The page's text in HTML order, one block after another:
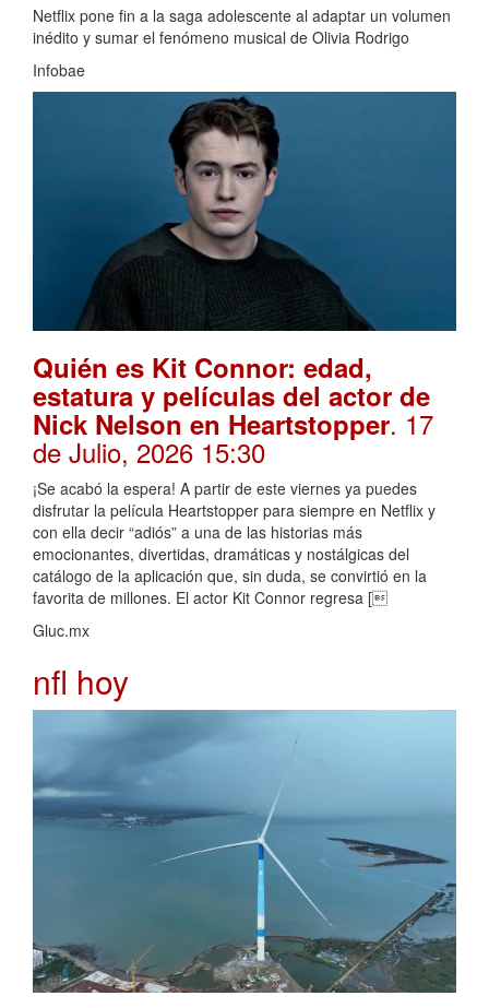
Netflix pone fin a la saga adolescente al adaptar un volumen
inédito y sumar el fenómeno musical de Olivia Rodrigo
Infobae
Quién es Kit Connor: edad,
estatura y películas del actor de
Nick Nelson en Heartstopper. 17
de Julio, 2026 15:30
¡Se acabó la espera! A partir de este viernes ya puedes
disfrutar la película Heartstopper para siempre en Netflix y
con ella decir “adiós” a una de las historias más
emocionantes, divertidas, dramáticas y nostálgicas del
catálogo de la aplicación que, sin duda, se convirtió en la
favorita de millones. El actor Kit Connor regresa [
Gluc.mx
nfl hoy